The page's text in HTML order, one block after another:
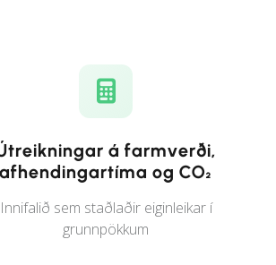
á farmverði,
afhendingartíma og CO₂
Innifalið sem staðlaðir eiginleikar í
grunnpökkum